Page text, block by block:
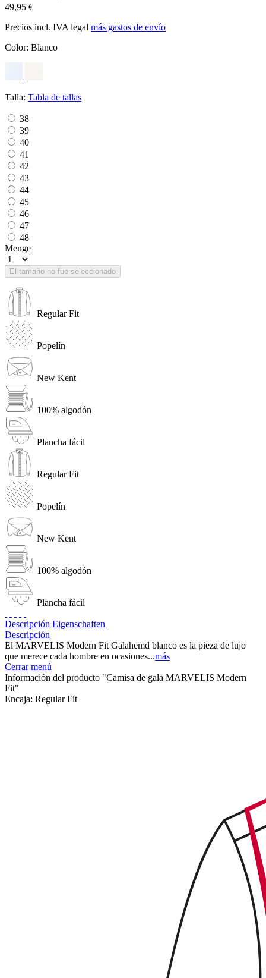
49,95 €
Precios incl. IVA legal más gastos de envío
Color: Blanco
Talla: Tabla de tallas
38
39
40
41
42
43
44
45
46
47
48
Menge
El tamaño no fue seleccionado
Regular Fit
Popelín
New Kent
100% algodón
Plancha fácil
Regular Fit
Popelín
New Kent
100% algodón
Plancha fácil
Descripción Eigenschaften
Descripción
El MARVELIS Modern Fit Galahemd blanco es la pieza de lujo
que merece cada hombre en ocasiones...más
Cerrar menú
Información del producto "Camisa de gala MARVELIS Modern
Fit"
Encaja: Regular Fit